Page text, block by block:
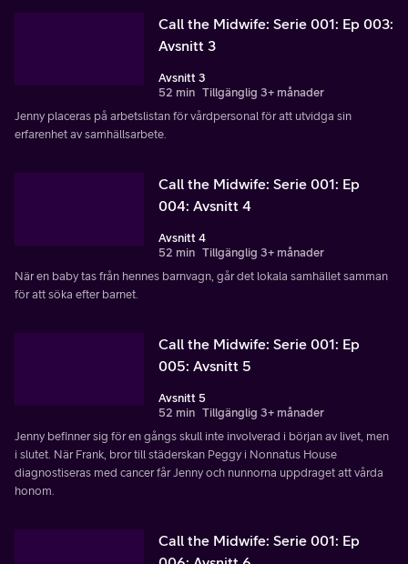
Call the Midwife: Serie 001: Ep 003:
Avsnitt 3
Avsnitt 3
52 min Tillgänglig 3+ månader
Jenny placeras på arbetslistan för vårdpersonal för att utvidga sin
erfarenhet av samhällsarbete.
Call the Midwife: Serie 001: Ep
004: Avsnitt 4
Avsnitt 4
52 min Tillgänglig 3+ månader
När en baby tas från hennes barnvagn, går det lokala samhället samman
för att söka efter barnet.
Call the Midwife: Serie 001: Ep
005: Avsnitt 5
Avsnitt 5
52 min Tillgänglig 3+ månader
Jenny befinner sig för en gångs skull inte involverad i början av livet, men
i slutet. När Frank, bror till städerskan Peggy i Nonnatus House
diagnostiseras med cancer får Jenny och nunnorna uppdraget att vårda
honom.
Call the Midwife: Serie 001: Ep